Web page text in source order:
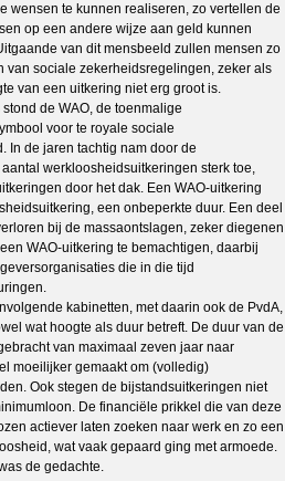
wensen te kunnen realiseren, zo vertellen de
op een andere wijze aan geld kunnen
van dit mensbeeld zullen mensen zo
van sociale zekerheidsregelingen, zeker als
van een uitkering niet erg groot is.
de WAO, de toenmalige
voor te royale sociale
In de jaren tachtig nam door de
werkloosheidsuitkeringen sterk toe,
door het dak. Een WAO-uitkering
een onbeperkte duur. Een deel
bij de massaontslagen, zeker diegenen
WAO-uitkering te bemachtigen, daarbij
die in die tijd
kabinetten, met daarin ook de PvdA,
wat hoogte als duur betreft. De duur van de
van maximaal zeven jaar naar
moeilijker gemaakt om (volledig)
Ook stegen de bijstandsuitkeringen niet
De financiële prikkel die van deze
actiever laten zoeken naar werk en zo een
wat vaak gepaard ging met armoede.
de gedachte.